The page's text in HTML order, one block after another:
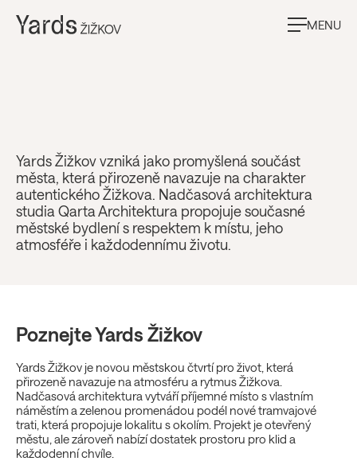
MENU
Domov, který drží
tempo s vámi
Yards Žižkov vzniká jako promyšlená součást
města, která přirozeně navazuje na charakter
autentického Žižkova. Nadčasová architektura
studia Qarta Architektura propojuje současné
městské bydlení s respektem k místu, jeho
atmosféře i každodennímu životu.
Poznejte Yards Žižkov
Yards Žižkov je novou městskou čtvrtí pro život, která
přirozeně navazuje na atmosféru a rytmus Žižkova.
Nadčasová architektura vytváří příjemné místo s vlastním
náměstím a zelenou promenádou podél nové tramvajové
trati, která propojuje lokalitu s okolím. Projekt je otevřený
městu, ale zároveň nabízí dostatek prostoru pro klid a
každodenní chvíle.